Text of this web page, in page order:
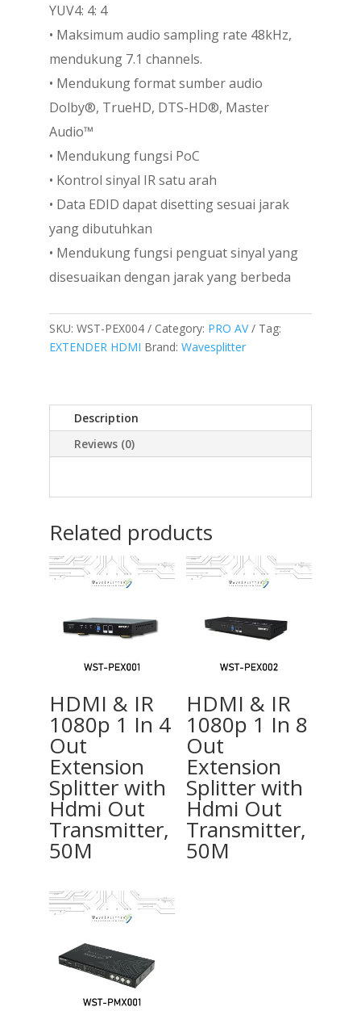
YUV4: 4: 4
• Maksimum audio sampling rate 48kHz,
mendukung 7.1 channels.
• Mendukung format sumber audio
Dolby®, TrueHD, DTS-HD®, Master
Audio™
• Mendukung fungsi PoC
• Kontrol sinyal IR satu arah
• Data EDID dapat disetting sesuai jarak
yang dibutuhkan
• Mendukung fungsi penguat sinyal yang
disesuaikan dengan jarak yang berbeda
SKU: WST-PEX004 Category: PRO AV
Tag:
EXTENDER HDMI Brand: Wavesplitter
Description
Reviews (0)
Related products
HDMI & IR
1080p 1 In 4
Out
Extension
Splitter with
Hdmi Out
Transmitter,
50M
HDMI & IR
1080p 1 In 8
Out
Extension
Splitter with
Hdmi Out
Transmitter,
50M